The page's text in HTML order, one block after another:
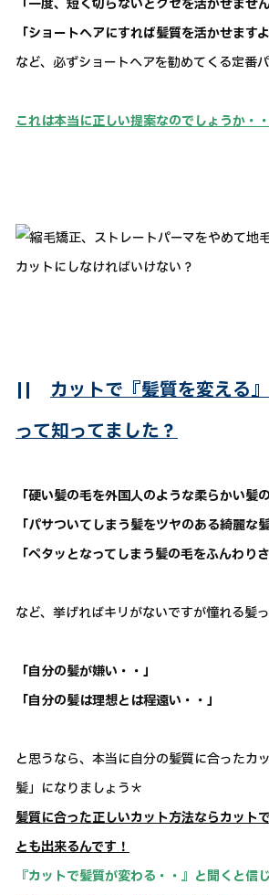
「一度、短く切らないとクセを活かせません
「ショートヘアにすれば髪質を活かせますよ
など、必ずショートヘアを勧めてくる定番パ
これは本当に正しい提案なのでしょうか・
|| カットで『髪質を変える
って知ってました？
「硬い髪の毛を外国人のような柔らかい髪
「パサついてしまう髪をツヤのある綺麗な
「ペタッとなってしまう髪の毛をふんわり
など、挙げればキリがないですが憧れる髪
「自分の髪が嫌い・・」
「自分の髪は理想とは程遠い・・」
と思うなら、本当に自分の髪質に合ったカ
髪」になりましょう＊
髪質に合った正しいカット方法ならカット
とも出来るんです！
『カットで髪質が変わる・・』と聞くと信